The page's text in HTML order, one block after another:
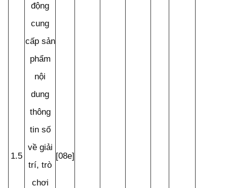
1.5
động
cung
cấp sản
phẩm
nội
dung
thông
tin số
về giải
trí, trò
chơi
[08e]